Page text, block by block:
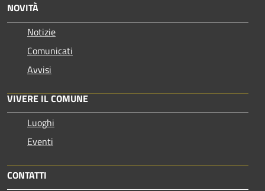
NOVITÀ
Notizie
Comunicati
Avvisi
VIVERE IL COMUNE
Luoghi
Eventi
CONTATTI